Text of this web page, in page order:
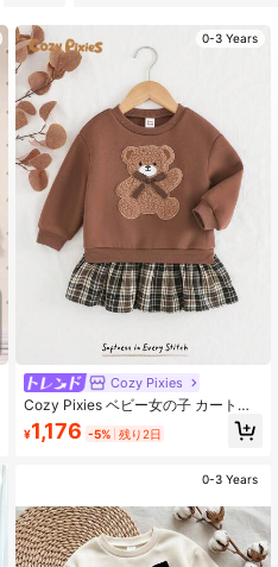
0-3 Years
Cozy Pixies
Cozy Pixies ベビー女の子 カートゥ
ーンベア柄 ニット ソフト 2in1 ラウ
ンドネック 長袖ワンピース
¥1,176 -5% 残り2日
0-3 Years